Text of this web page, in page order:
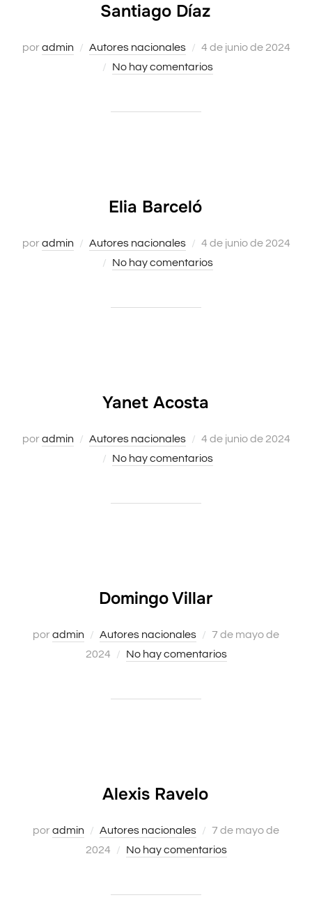
Santiago Díaz
poradmin Autores nacionales
Publicado
el
4 de junio de 2024
No hay comentarios
Elia Barceló
poradmin Autores nacionales
Publicado
el
4 de junio de 2024
No hay comentarios
Yanet Acosta
poradmin Autores nacionales
Publicado
el
4 de junio de 2024
No hay comentarios
Domingo Villar
poradmin Autores nacionales
Publicado
el
7 de mayo de
2024
No hay comentarios
Alexis Ravelo
poradmin Autores nacionales
Publicado
el
7 de mayo de
2024
No hay comentarios